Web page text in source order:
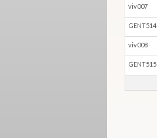
viv007
GENT514
viv008
GENT515